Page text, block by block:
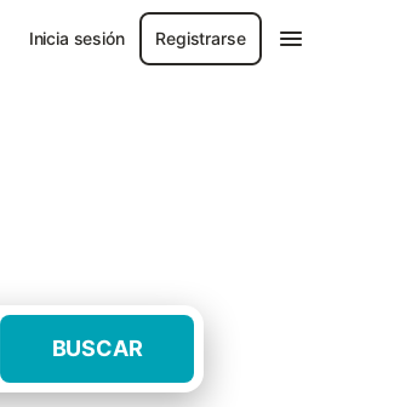
Inicia sesión Registrarse
BUSCAR